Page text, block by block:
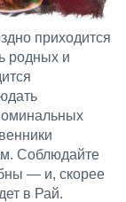
приходится
родных и
Соблюдайте
— и, скорее
в Рай.